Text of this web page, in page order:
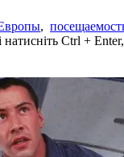
,
Ctrl +